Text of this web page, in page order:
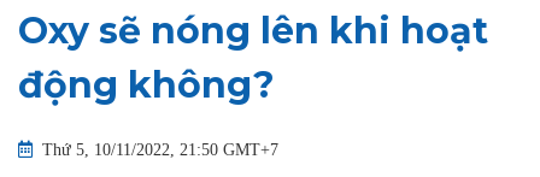
Oxy sẽ nóng lên khi hoạt
động không?
Thứ 5, 10/11/2022, 21:50 GMT+7